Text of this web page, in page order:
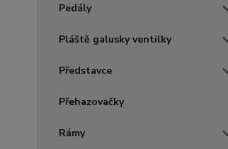
Pedály
Pláště galusky ventilky
Představce
Přehazovačky
Rámy